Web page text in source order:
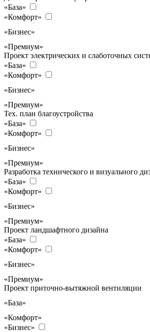
«База»
«Комфорт»
«Бизнес»
«Премиум»
Проект электрических и слаботочных
«База»
«Комфорт»
«Бизнес»
«Премиум»
Тех. план благоустройства
«База»
«Комфорт»
«Бизнес»
«Премиум»
Разработка технического и визуального
«База»
«Комфорт»
«Бизнес»
«Премиум»
Проект ландшафтного дизайна
«База»
«Комфорт»
«Бизнес»
«Премиум»
Проект приточно-вытяжной вентиляции
«База»
«Комфорт»
«Бизнес»